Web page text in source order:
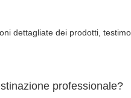
dettagliate dei prodotti,
professionale?